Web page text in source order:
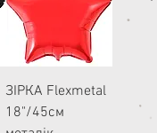
ЗІРКА Flexmetal
18"/45см